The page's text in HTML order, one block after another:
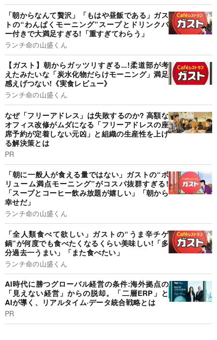
「朝からなんて贅沢」「もはや昼飯である」ガス
トの“わんぱくモーニング”スープとドリンクバ
ー付きで大満足すぎる!「重すぎてわらう」
ランチ命の山盛くん
【ガスト】朝からガッツリすぎる...!柔道部が考
えたみたいな「炭水化物だらけモーニング」満足
感えげつない!《実食レビュー》
ランチ命の山盛くん
なぜ「フリーアドレス」は失敗するのか? 高額な
オフィス改修がムダになる「フリーアドレスの座
席予約が定着しない元凶」と組織の生産性を上げ
る解決策とは
PR
「朝に一般人が食える量ではない」ガストの“ボ
リューム満点モーニング”がコスパ抜群すぎる!
「スープとコーヒー飲み放題が嬉しい」「朝から
幸せだ」
ランチ命の山盛くん
「全人類食べて欲しい」ガストの“うま辛チゲ
鍋”が何度でも食べたくなるくらい美味しい!「多
分過去一うまい」「また食べたい」
ランチ命の山盛くん
AI時代に勝つグローバル経営の条件:海外拠点の
「見えない経営」からの脱却。「二層ERP」と
AIが導く、リアルタイム·データ統合戦略とは
PR